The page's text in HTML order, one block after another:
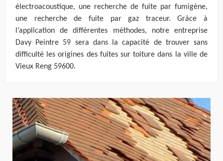
électroacoustique, une recherche de fuite par fumigène,
une recherche de fuite par gaz traceur. Grâce à
l’application de différentes méthodes, notre entreprise
Davy Peintre 59 sera dans la capacité de trouver sans
difficulté les origines des fuites sur toiture dans la ville de
Vieux Reng 59600.